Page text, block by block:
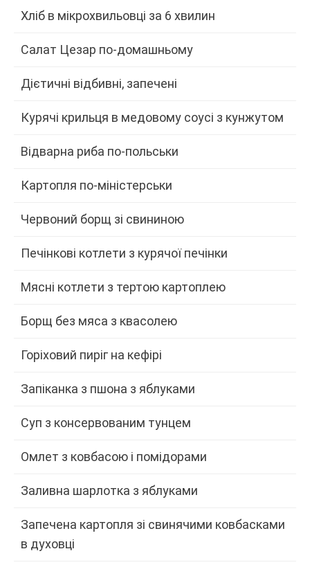
Хліб в мікрохвильовці за 6 хвилин
Салат Цезар по-домашньому
Дієтичні відбивні, запечені
Курячі крильця в медовому соусі з кунжутом
Відварна риба по-польськи
Картопля по-міністерськи
Червоний борщ зі свининою
Печінкові котлети з курячої печінки
Мясні котлети з тертою картоплею
Борщ без мяса з квасолею
Горіховий пиріг на кефірі
Запіканка з пшона з яблуками
Суп з консервованим тунцем
Омлет з ковбасою і помідорами
Заливна шарлотка з яблуками
Запечена картопля зі свинячими ковбасками
в духовці